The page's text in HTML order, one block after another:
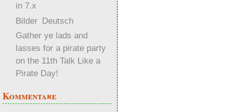
in 7.x
Bilder Deutsch
Gather ye lads and
lasses for a pirate party
on the 11th Talk Like a
Pirate Day!
Kommentare